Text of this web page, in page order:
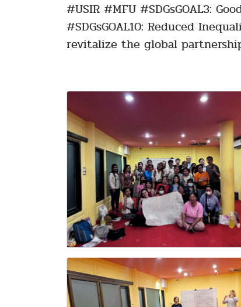
#USIR #MFU #SDGsGOAL3:
#SDGsGOAL10: Reduced
revitalize the global